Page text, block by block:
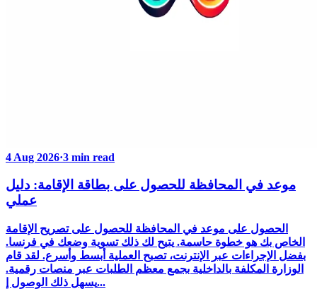
4 Aug 2026·3 min read
موعد في المحافظة للحصول على بطاقة الإقامة: دليل
عملي
الحصول على موعد في المحافظة للحصول على تصريح الإقامة
الخاص بك هو خطوة حاسمة. يتيح لك ذلك تسوية وضعك في فرنسا.
بفضل الإجراءات عبر الإنترنت، تصبح العملية أبسط وأسرع. لقد قام
الوزارة المكلفة بالداخلية بجمع معظم الطلبات عبر منصات رقمية.
يسهل ذلك الوصول إ...